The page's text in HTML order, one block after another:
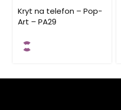
Kryt na telefon – Pop-
Art – PA29